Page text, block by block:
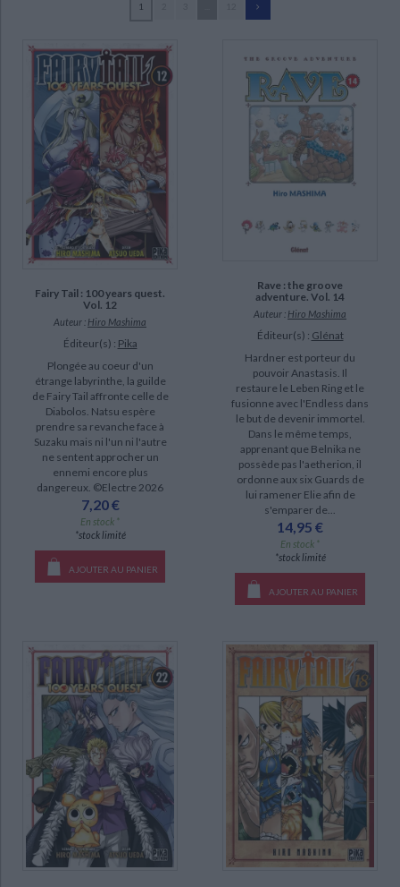
Critique et histoire littéraire
Classiques scolaires
Littérature de voyage Audio - Livres lus
Littérature en version originale Humour
Ecologie - Environnement Religions - Spiritualités
Histoire - Généralités Histoire des pays
Histoire ancienne Géographie
Culture scientifique
Desbief, Thibaud (99)
Zouzoulkovsky, Vincent (49)
Ueda, Atsuo (27)
Thévenon, Anne-Sophie (26)
Ochiaï, Taro (13)
Sakamoto, Kenshirô (10)
Mashima, Hiro (1977-....) (9)
SUPPORT
poche (226)
livre (40)
coffret (4)
SÉRIE
Fairy Tail (74)
Edens Zero (35)
Rave (35)
Fairy Tail : 100 years quest (24)
Rave : the groove adventure (15)
Fairy Tail : la grande aventure de Happy (9)
Fairy Tail : blue mistral (8)
DISPONIBILITÉ
disponible (214)
epuise (49)
a-paraitre (6)
manquant (1)
1
Fairy Tail : 100 years quest.
Vol. 12
Auteur : Hiro Mashima
Éditeur(s) : Pika
Plongée au coeur d'un
étrange labyrinthe, la guilde
de Fairy Tail affronte celle de
Diabolos. Natsu espère
prendre sa revanche face à
Suzaku mais ni l'un ni l'autre
ne sentent approcher un
ennemi encore plus
dangereux. ©Electre 2026
7,20 €
En stock *
*stock limité
AJOUTER AU PANIER
Rave : the groove
adventure. Vol. 14
Auteur : Hiro Mashima
Éditeur(s) : Glénat
Hardner est porteur du
pouvoir Anastasis. Il
restaure le Leben Ring et le
fusionne avec l'Endless dans
le but de devenir immortel.
Dans le même temps,
apprenant que Belnika ne
possède pas l'aetherion, il
ordonne aux six Guards de
lui ramener Elie afin de
s'emparer de...
14,95 €
En stock *
*stock limité
AJOUTER AU PANIER